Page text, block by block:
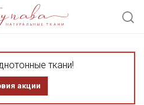
ткани!
акции